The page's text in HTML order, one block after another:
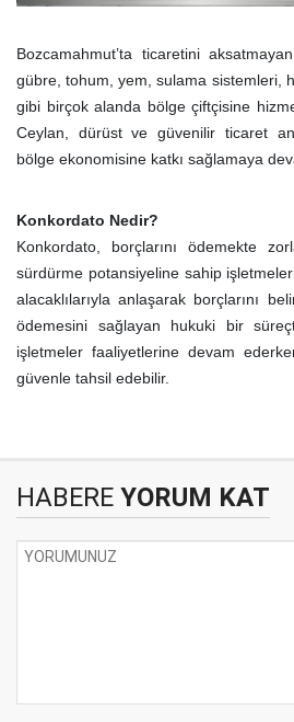
Bozcamahmut’ta ticaretini
gübre, tohum, yem, sulama sistemleri,
gibi birçok alanda bölge çiftçisine
Ceylan, dürüst ve güvenilir ticaret
bölge ekonomisine katkı sağlamaya
Konkordato Nedir?
Konkordato, borçlarını ödemekte
sürdürme potansiyeline sahip
alacaklılarıyla anlaşarak borçlarını
ödemesini sağlayan hukuki bir
işletmeler faaliyetlerine devam
güvenle tahsil edebilir.
HABERE YORUM KAT